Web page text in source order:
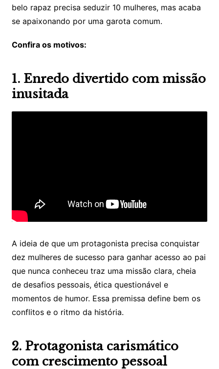
belo rapaz precisa seduzir 10 mulheres, mas acaba
se apaixonando por uma garota comum.
Confira os motivos:
1. Enredo divertido com missão
inusitada
A ideia de que um protagonista precisa conquistar
dez mulheres de sucesso para ganhar acesso ao pai
que nunca conheceu traz uma missão clara, cheia
de desafios pessoais, ética questionável e
momentos de humor. Essa premissa define bem os
conflitos e o ritmo da história.
2. Protagonista carismático
com crescimento pessoal